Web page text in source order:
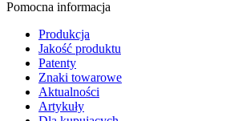
Pomocna informacja
Produkcja
Jakość produktu
Patenty
Znaki towarowe
Aktualności
Artykuły